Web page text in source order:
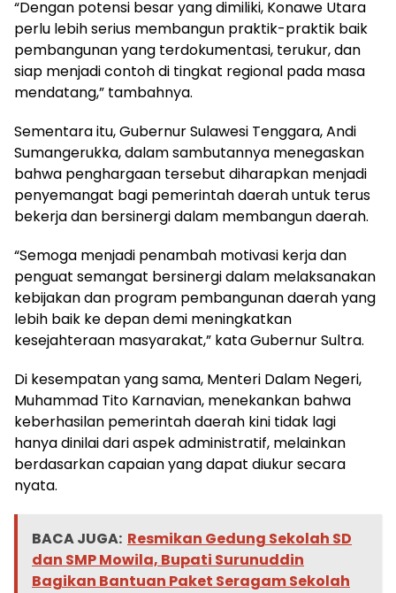
“Dengan potensi besar yang dimiliki, Konawe Utara
perlu lebih serius membangun praktik-praktik baik
pembangunan yang terdokumentasi, terukur, dan
siap menjadi contoh di tingkat regional pada masa
mendatang,” tambahnya.
Sementara itu, Gubernur Sulawesi Tenggara, Andi
Sumangerukka, dalam sambutannya menegaskan
bahwa penghargaan tersebut diharapkan menjadi
penyemangat bagi pemerintah daerah untuk terus
bekerja dan bersinergi dalam membangun daerah.
“Semoga menjadi penambah motivasi kerja dan
penguat semangat bersinergi dalam melaksanakan
kebijakan dan program pembangunan daerah yang
lebih baik ke depan demi meningkatkan
kesejahteraan masyarakat,” kata Gubernur Sultra.
Di kesempatan yang sama, Menteri Dalam Negeri,
Muhammad Tito Karnavian, menekankan bahwa
keberhasilan pemerintah daerah kini tidak lagi
hanya dinilai dari aspek administratif, melainkan
berdasarkan capaian yang dapat diukur secara
nyata.
BACA JUGA: Resmikan Gedung Sekolah SD
dan SMP Mowila, Bupati Surunuddin
Bagikan Bantuan Paket Seragam Sekolah